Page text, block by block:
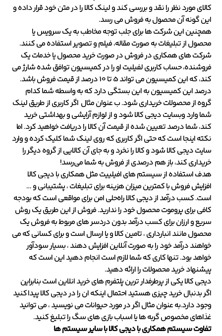
کالای مورد نظر را نقد و بررسی کند و لینک کالا را در متن خود قرار داده و
این گونه آن محصول به فروش می رسد.
همچنین این شرکت ها برای جلب توجه مخاطب به یک سرویس یا
محصول از تبلیغات به صورت مقاله، فیلم و تصویر استفاده می کنند.
شرکت های همکاری در فروش در صورت خرید محصول یا خدمات یک
فروشنده، حساب کاربری لفیلیت او را در کمیسیون توافق شده شارژ می
کند، که این کمیسیون می تواند 5 تا 10 درصد از قیمت فروش باشد.
درصد این کمیسیون به این بستگی دارد که به واسطه شما کدام
گروه از محصولات خریداری شود. ب عنوان مثال اگر کاربری از طریق لینک
شما وارد وبسایت دیجی کالا شود و از لوازم آرایشی و بهداشتی خرید
کند، شما درصد تعیین شده از قیمت آن کالا را دریافت خواهید کرد. اما
نکته اینجا است که حتی اگر کاربری که روی لینک شما کلیک کرده و وارد
سایت دیجی کالا شود و کالا را نخرد و به جای آن کالایی از گروه دیگر را
خریداری کند، باز هم درصدی از فروش به شما می‌رسد!
هدف استفاده از سیستم های افیلییت مثل همکاری با دیجی کالا
افزایش فروش با کمترین میزان هزینه برای تبلیغات ، پشتیبانی و …
است. کسب درآمد از دیجی کالا راه‌حلی امن برای مواقعی است که بودجه
کافی برای پروموت محصول خود را ندارید. فروش از این طریق یک روش
سریع و ارزان برای کسب درآمد بدون دردسر های مربوط به فروش یک
محصول مانند انبارداری ، تامین کالا و یا ارسال است و برای کسانی که می
خواهند درآمد خود را به صورت آنلاین افزایش دهند ، بسیار سودآور
خواهد بود. تنها کاری که شما لازم است انجام دهید این است که
پیشنهاد خرید محصولات را ارائه دهید.
دیجی کالا یکی از پرطرفدار ترین پلتفرم های خرید انلاین است بنابراین
اگر بدنبال خرید چیزی هستید احتمال اینکه ان را در دیجی کالا پیدا کنید
وجود دارد.به عنوان مثال اگر در مورد حیوانات می نویسید ، می توانید
غذاهای مخصوص گربه ها یا اسباب بازی های سگ را تبلیغ کنید.
تفاوت سیستم همکاری با دیجی کالا با سایر سیستم ها